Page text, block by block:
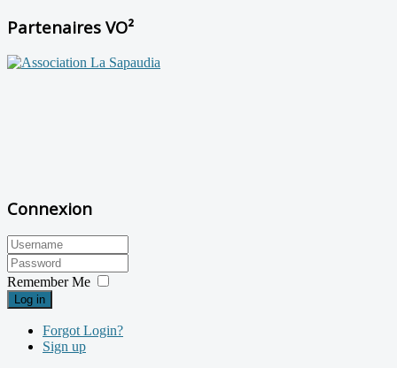
Partenaires VO²
Connexion
Remember Me
Log in
Forgot Login?
Sign up